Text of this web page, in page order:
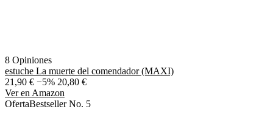
8 Opiniones
estuche La muerte del comendador (MAXI)
21,90 € −5% 20,80 €
Ver en Amazon
OfertaBestseller No. 5